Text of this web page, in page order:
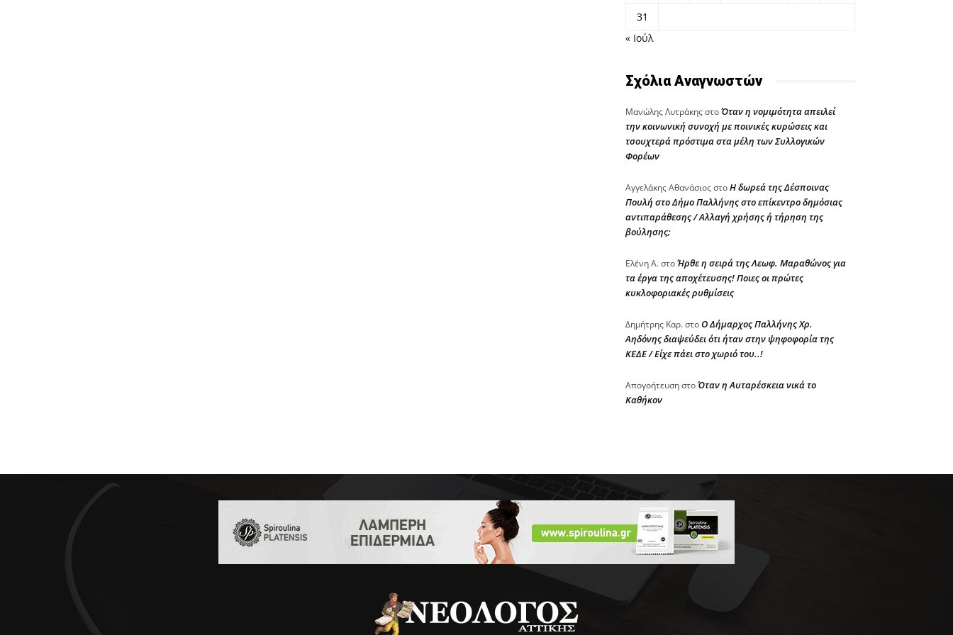
31
« Ιούλ
Σχόλια Αναγνωστών
Μανώλης ΛυτράκηςστοΌταν η νομιμότητα απειλεί
την κοινωνική συνοχή με ποινικές κυρώσεις και
τσουχτερά πρόστιμα στα μέλη των Συλλογικών
Φορέων
Αγγελάκης ΑθανάσιοςστοΗ δωρεά της Δέσποινας
Πουλή στο Δήμο Παλλήνης στο επίκεντρο δημόσιας
αντιπαράθεσης / Αλλαγή χρήσης ή τήρηση της
βούλησης;
Ελένη Α.στοΉρθε η σειρά της Λεωφ. Μαραθώνος για
τα έργα της αποχέτευσης! Ποιες οι πρώτες
κυκλοφοριακές ρυθμίσεις
Δημήτρης Καρ.στοΟ Δήμαρχος Παλλήνης Χρ.
Αηδόνης διαψεύδει ότι ήταν στην ψηφοφορία της
ΚΕΔΕ / Είχε πάει στο χωριό του..!
ΑπογοήτευσηστοΌταν η Αυταρέσκεια νικά το
Καθήκον